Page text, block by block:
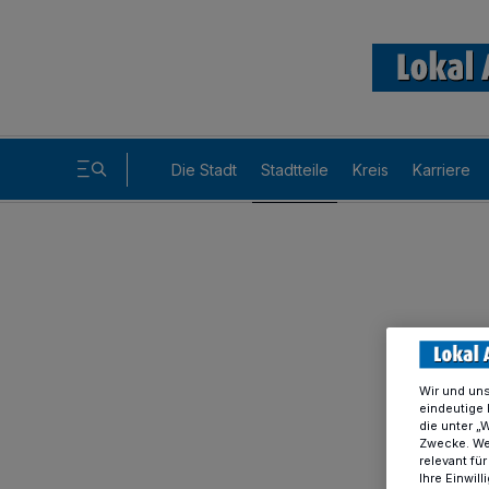
Die Stadt Stadtteile Kreis Karriere
Wir und
eindeutige
die unter
Zwecke.
relevant
Ihre